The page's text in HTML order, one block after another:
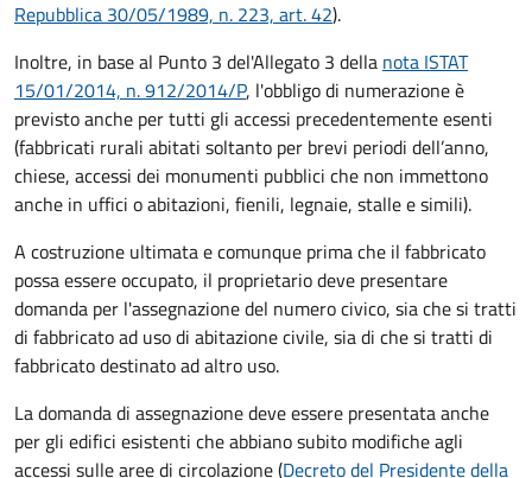
Repubblica 30/05/1989, n. 223, art. 42).
Inoltre, in base al Punto 3 del'Allegato 3 della nota ISTAT
15/01/2014, n. 912/2014/P, l'obbligo di numerazione è
previsto anche per tutti gli accessi precedentemente esenti
(fabbricati rurali abitati soltanto per brevi periodi dell’anno,
chiese, accessi dei monumenti pubblici che non immettono
anche in uffici o abitazioni, fienili, legnaie, stalle e simili).
A costruzione ultimata e comunque prima che il fabbricato
possa essere occupato, il proprietario deve presentare
domanda per l'assegnazione del numero civico, sia che si tratti
di fabbricato ad uso di abitazione civile, sia di che si tratti di
fabbricato destinato ad altro uso.
La domanda di assegnazione deve essere presentata anche
per gli edifici esistenti che abbiano subito modifiche agli
accessi sulle aree di circolazione (Decreto del Presidente della